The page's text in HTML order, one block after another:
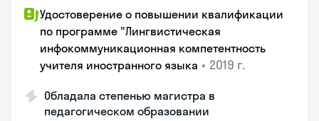
Удостоверение о повышении квалификации
по программе "Лингвистическая
инфокоммуникационная компетентность
учителя иностранного языка • 2019 г.
Обладала степенью магистра в
педагогическом образовании